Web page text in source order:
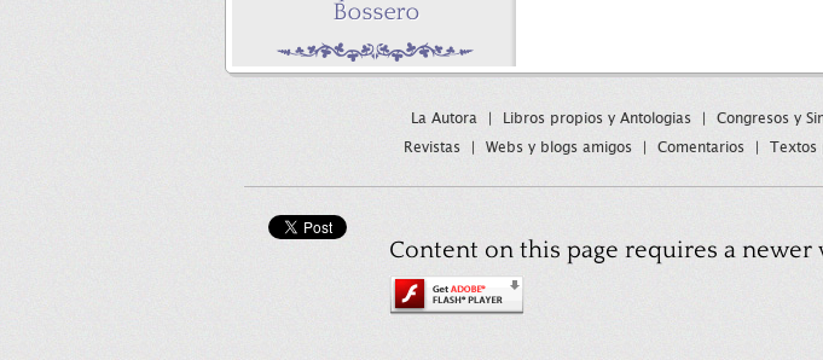
La Autora Libros propios y Antologias Congresos y
Revistas
Webs y blogs amigos Comentarios Textos
Content on this page requires a newer